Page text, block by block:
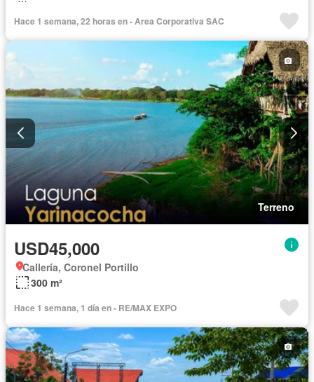
Hace 1 semana, 22 horas en - Area Corporativa SAC
Terreno
USD45,000
Callería, Coronel Portillo
300 m²
Hace 1 semana, 1 día en - RE/MAX EXPO